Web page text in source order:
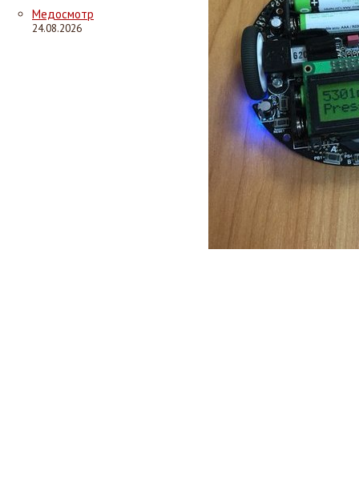
Медосмотр
24.08.2026